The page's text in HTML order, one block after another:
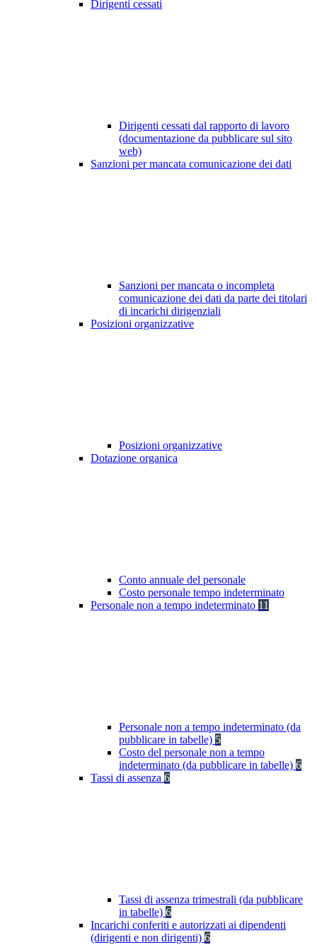
Dirigenti cessati
Dirigenti cessati dal rapporto di lavoro
(documentazione da pubblicare sul sito
web)
Sanzioni per mancata comunicazione dei dati
Sanzioni per mancata o incompleta
comunicazione dei dati da parte dei titolari
di incarichi dirigenziali
Posizioni organizzative
Posizioni organizzative
Dotazione organica
Conto annuale del personale
Costo personale tempo indeterminato
Personale non a tempo indeterminato 11
Personale non a tempo indeterminato (da
pubblicare in tabelle) 5
Costo del personale non a tempo
indeterminato (da pubblicare in tabelle) 6
Tassi di assenza 6
Tassi di assenza trimestrali (da pubblicare
in tabelle) 6
Incarichi conferiti e autorizzati ai dipendenti
(dirigenti e non dirigenti) 6